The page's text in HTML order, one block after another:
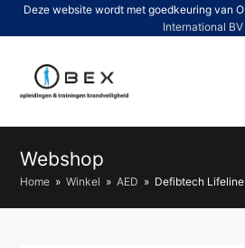
Deze website wordt met goedkeuring van
International BV
Webshop
Home » Winkel » AED » Defibtech